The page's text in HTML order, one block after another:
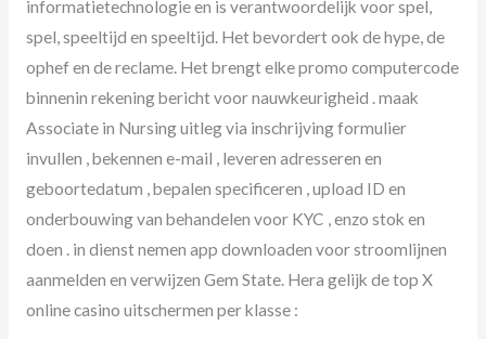
informatietechnologie en is verantwoordelijk voor spel,
spel, speeltijd en speeltijd. Het bevordert ook de hype, de
ophef en de reclame. Het brengt elke promo computercode
binnenin rekening bericht voor nauwkeurigheid . maak
Associate in Nursing uitleg via inschrijving formulier
invullen , bekennen e-mail , leveren adresseren en
geboortedatum , bepalen specificeren , upload ID en
onderbouwing van behandelen voor KYC , enzo stok en
doen . in dienst nemen app downloaden voor stroomlijnen
aanmelden en verwijzen Gem State. Hera gelijk de top X
online casino uitschermen per klasse :